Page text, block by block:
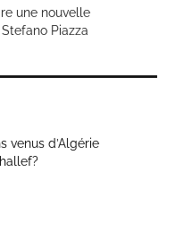
une nouvelle
Piazza
venus d’Algérie